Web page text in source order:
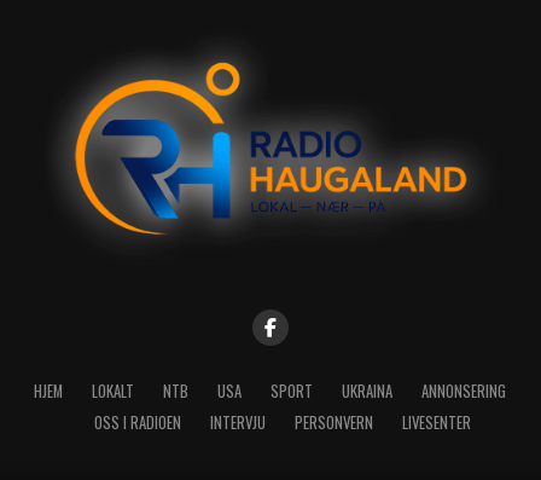
HJEM LOKALT NTB USA SPORT UKRAINA
ANNONSERING
OSS I RADIOEN
INTERVJU PERSONVERN LIVESENTER